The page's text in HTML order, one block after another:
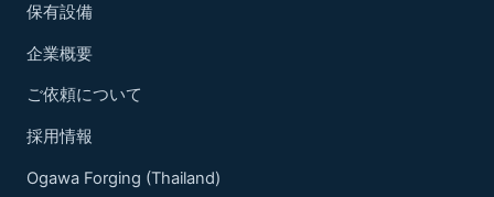
保有設備
企業概要
ご依頼について
採用情報
Ogawa Forging (Thailand)